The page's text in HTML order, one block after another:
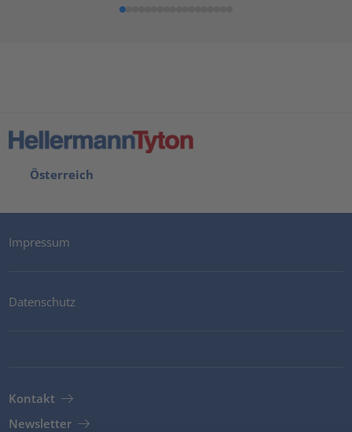
Österreich
Impressum
Datenschutz
Kontakt
Newsletter